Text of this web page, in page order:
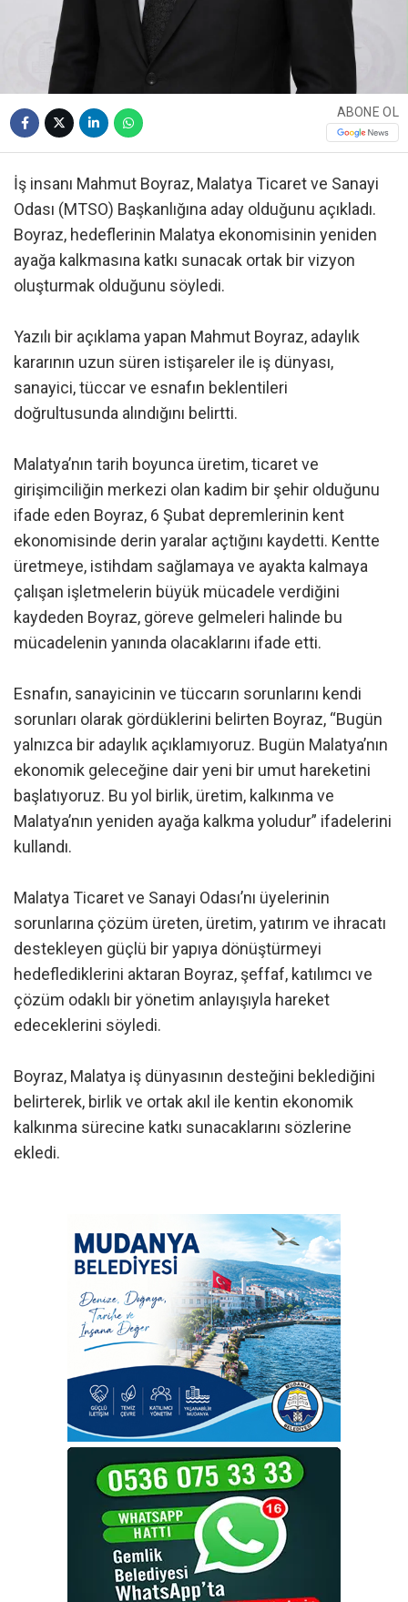
ABONE OL
İş insanı Mahmut Boyraz, Malatya Ticaret ve Sanayi
Odası (MTSO) Başkanlığına aday olduğunu açıkladı.
Boyraz, hedeflerinin Malatya ekonomisinin yeniden
ayağa kalkmasına katkı sunacak ortak bir vizyon
oluşturmak olduğunu söyledi.
Yazılı bir açıklama yapan Mahmut Boyraz, adaylık
kararının uzun süren istişareler ile iş dünyası,
sanayici, tüccar ve esnafın beklentileri
doğrultusunda alındığını belirtti.
Malatya’nın tarih boyunca üretim, ticaret ve
girişimciliğin merkezi olan kadim bir şehir olduğunu
ifade eden Boyraz, 6 Şubat depremlerinin kent
ekonomisinde derin yaralar açtığını kaydetti. Kentte
üretmeye, istihdam sağlamaya ve ayakta kalmaya
çalışan işletmelerin büyük mücadele verdiğini
kaydeden Boyraz, göreve gelmeleri halinde bu
mücadelenin yanında olacaklarını ifade etti.
Esnafın, sanayicinin ve tüccarın sorunlarını kendi
sorunları olarak gördüklerini belirten Boyraz, “Bugün
yalnızca bir adaylık açıklamıyoruz. Bugün Malatya’nın
ekonomik geleceğine dair yeni bir umut hareketini
başlatıyoruz. Bu yol birlik, üretim, kalkınma ve
Malatya’nın yeniden ayağa kalkma yoludur” ifadelerini
kullandı.
Malatya Ticaret ve Sanayi Odası’nı üyelerinin
sorunlarına çözüm üreten, üretim, yatırım ve ihracatı
destekleyen güçlü bir yapıya dönüştürmeyi
hedeflediklerini aktaran Boyraz, şeffaf, katılımcı ve
çözüm odaklı bir yönetim anlayışıyla hareket
edeceklerini söyledi.
Boyraz, Malatya iş dünyasının desteğini beklediğini
belirterek, birlik ve ortak akıl ile kentin ekonomik
kalkınma sürecine katkı sunacaklarını sözlerine
ekledi.